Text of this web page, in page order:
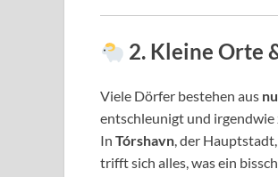
2. Kleine Orte
Viele Dörfer bestehen aus
entschleunigt und irgendwie
In Tórshavn , der
trifft sich alles, was ein